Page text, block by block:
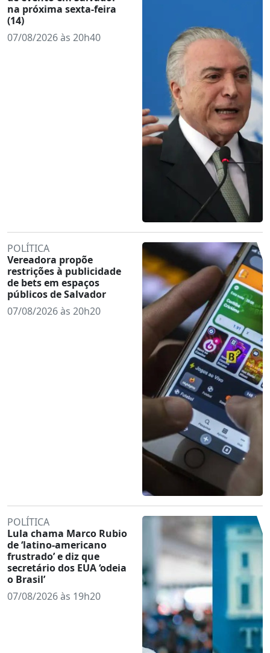
na próxima sexta-feira
(14)
07/08/2026 às 20h40
POLÍTICA
Vereadora propõe
restrições à publicidade
de bets em espaços
públicos de Salvador
07/08/2026 às 20h20
POLÍTICA
Lula chama Marco Rubio
de ‘latino-americano
frustrado’ e diz que
secretário dos EUA ‘odeia
o Brasil’
07/08/2026 às 19h20